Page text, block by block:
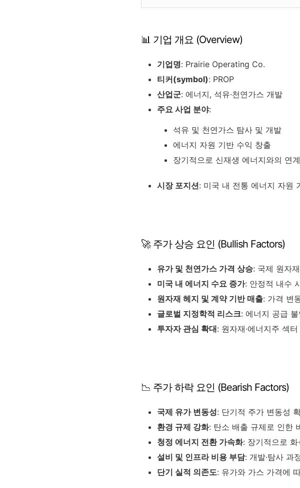
📊 기업 개요 (Overview)
기업명: Prairie Operating Co.
티커(symbol): PROP
산업군: 에너지, 석유·천연가스 개발
주요 사업 분야:
석유 및 천연가스 탐사 및 개발
에너지 자원 기반 수익 창출
장기적으로 신재생 에너지와의 연
시장 포지션: 미국 내 전통 에너지 자원
🚀 주가 상승 요인 (Bullish Factors)
유가 및 천연가스 가격 상승: 국제 원자
미국 내 에너지 수요 증가: 안정적 내수
원자재 헤지 및 계약 기반 매출: 가격 변
글로벌 지정학적 리스크: 에너지 공급
투자자 관심 확대: 원자재·에너지주 섹
📉 주가 하락 요인 (Bearish Factors)
국제 유가 변동성: 단기적 주가 변동성
환경 규제 강화: 탄소 배출 규제로 인한
청정 에너지 전환 가속화: 장기적으로
설비 및 인프라 비용 부담: 개발·탐사 과
단기 실적 의존도: 유가와 가스 가격에